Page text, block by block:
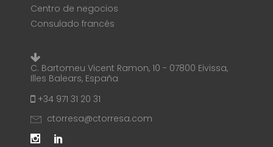
Centro de negocios
Consulado francés
C. Bartomeu Vicent Ramon, 10 - 07800 Eivissa,
Illes Balears, España
+34 971 31 20 31
ctorresa@ctorresa.com